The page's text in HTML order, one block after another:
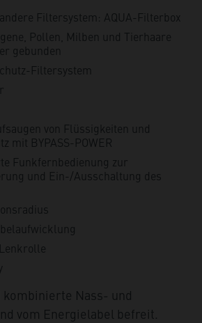
Filtersystem: AQUA-Filterbox
Pollen, Milben und Tierhaare
gebunden
Filtersystem
von Flüssigkeiten und
mit BYPASS-POWER
Funkfernbedienung zur
und Ein-/Ausschaltung des
kombinierte Nass- und
vom Energielabel befreit.